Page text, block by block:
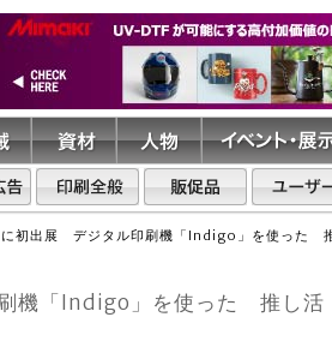
に初出展 デジタル印刷機「Indigo」を使った
機「Indigo」を使った 推し活